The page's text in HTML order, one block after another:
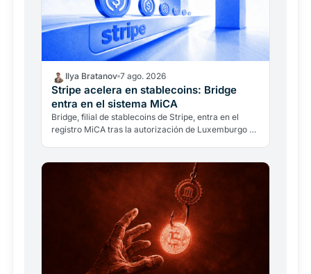
Ilya Bratanov 7 ago. 2026
Stripe acelera en stablecoins: Bridge
entra en el sistema MiCA
Bridge, filial de stablecoins de Stripe, entra en el
registro MiCA tras la autorización de Luxemburgo y